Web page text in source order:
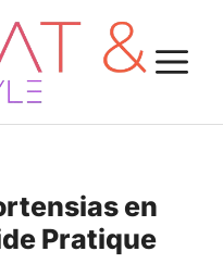
en
Pratique